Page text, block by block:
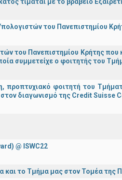
του Πανεπιστημίου
του Πανεπιστημίου Κρήτης
συμμετείχε ο φοιτητής του
προπτυχιακό φοιτητή του
διαγωνισμό της Credit Suisse
@ ISWC22
και το Τμήμα μας στον Τομέα της